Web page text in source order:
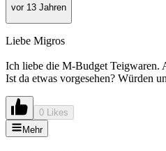
vor 13 Jahren
Liebe Migros
Ich liebe die M-Budget Teigwaren.
Ist da etwas vorgesehen? Würden
0 Likes
Mehr